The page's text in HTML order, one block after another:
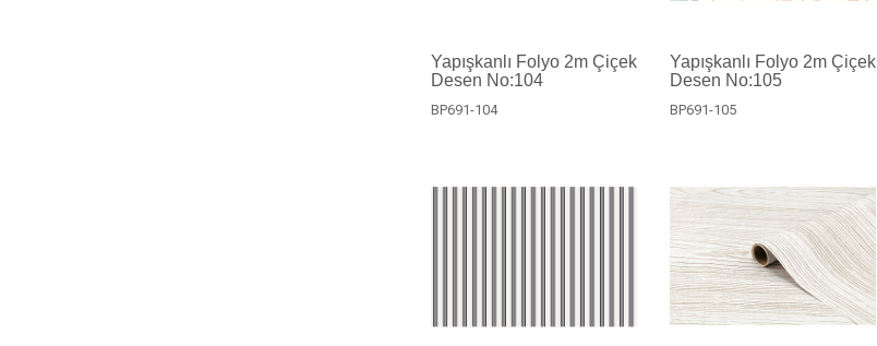
Yapışkanlı Folyo 2m Çiçek
Desen No:104
BP691-104
Yapışkanlı Folyo 2m Çiçek
Desen No:105
BP691-105